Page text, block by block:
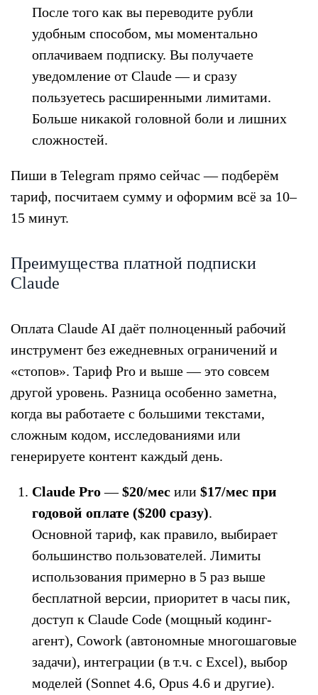
После того как вы переводите рубли
удобным способом, мы моментально
оплачиваем подписку. Вы получаете
уведомление от Claude — и сразу
пользуетесь расширенными лимитами.
Больше никакой головной боли и лишних
сложностей.
Пиши в Telegram прямо сейчас — подберём
тариф, посчитаем сумму и оформим всё за 10–
15 минут.
Преимущества платной подписки
Claude
Оплата Claude AI даёт полноценный рабочий
инструмент без ежедневных ограничений и
«стопов». Тариф Pro и выше — это совсем
другой уровень. Разница особенно заметна,
когда вы работаете с большими текстами,
сложным кодом, исследованиями или
генерируете контент каждый день.
Claude Pro—$20/мес или $17/мес при
годовой оплате ($200 сразу).
Основной тариф, как правило, выбирает
большинство пользователей. Лимиты
использования примерно в 5 раз выше
бесплатной версии, приоритет в часы пик,
доступ к Claude Code (мощный кодинг-
агент), Cowork (автономные многошаговые
задачи), интеграции (в т.ч. с Excel), выбор
моделей (Sonnet 4.6, Opus 4.6 и другие).